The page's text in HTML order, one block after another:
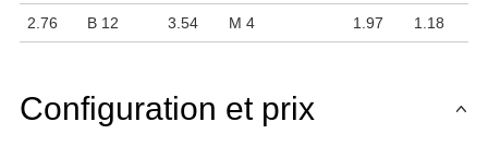
2.76 B 12 3.54 M 4 1.97 1.18
Configuration et prix